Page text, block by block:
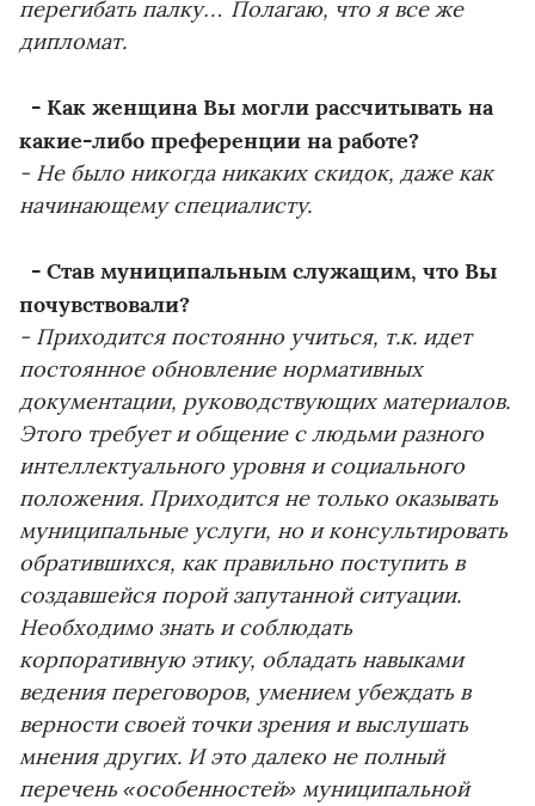
перегибать палку… Полагаю, что я все же
дипломат.
- Как женщина Вы могли рассчитывать на
какие-либо преференции на работе?
- Не было никогда никаких скидок, даже как
начинающему специалисту.
- Став муниципальным служащим, что Вы
почувствовали?
- Приходится постоянно учиться, т.к. идет
постоянное обновление нормативных
документации, руководствующих материалов.
Этого требует и общение с людьми разного
интеллектуального уровня и социального
положения. Приходится не только оказывать
муниципальные услуги, но и консультировать
обратившихся, как правильно поступить в
создавшейся порой запутанной ситуации.
Необходимо знать и соблюдать
корпоративную этику, обладать навыками
ведения переговоров, умением убеждать в
верности своей точки зрения и выслушать
мнения других. И это далеко не полный
перечень «особенностей» муниципальной